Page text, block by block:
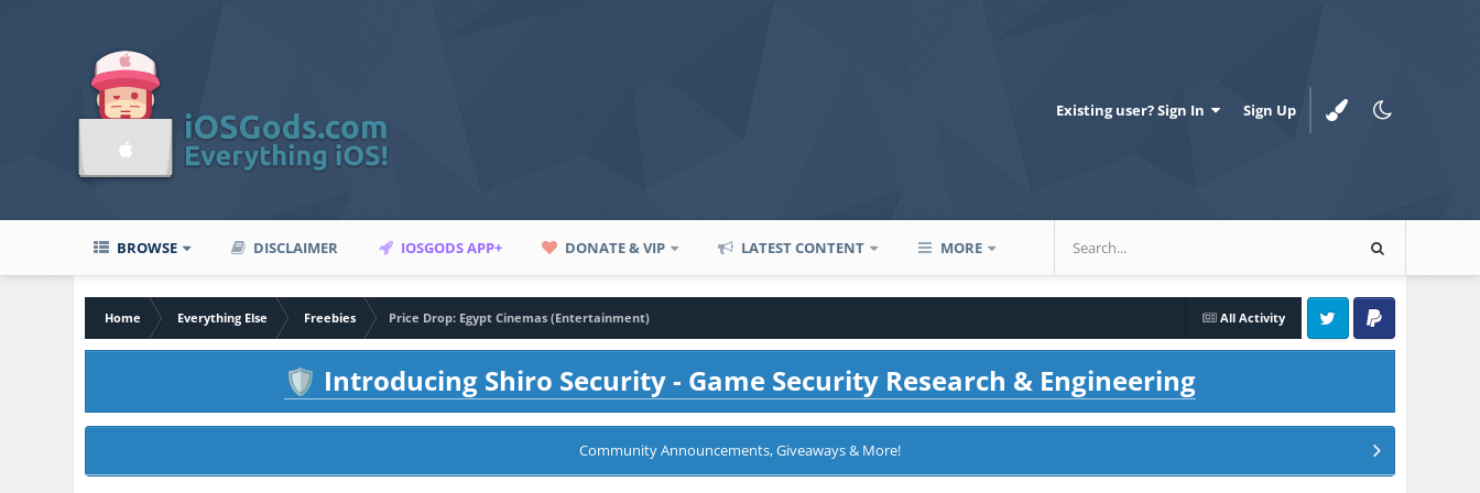
Existing user? Sign In Sign Up
BROWSE DISCLAIMER IOSGODS APP+ DONATE & VIP LATEST CONTENT MORE
All Activity
Home Everything Else Freebies
Price Drop: Egypt Cinemas (Entertainment)
Twitter PayPal
🛡️ Introducing Shiro Security - Game Security Research & Engineering
Community Announcements, Giveaways & More!